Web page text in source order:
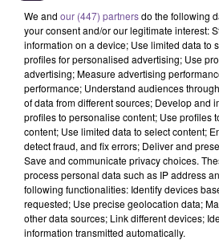
20h58
20h58
TAME IMPALA, JENNIE
Dracula (jennie Remix
- Boys Noize Disko
Version)
20h53
20h53
ULTRA NATE, HUGEL,
IMAEL ANGEL
Movin' To The
(extended Mix)
20h47
20h47 20h44
20h44
We and our (447) partnersdo the following
your consent and/or our legitimate interest:
information on a device; Use limited data to
profiles for personalised advertising; Use
advertising; Measure advertising
performance; Understand audiences
of data from different sources; Develop and
profiles to personalise content; Use profiles
content; Use limited data to select content;
detect fraud, and fix errors; Deliver and
Save and communicate privacy choices.
process personal data such as IP address
following functionalities: Identify devices
requested; Use precise geolocation data;
other data sources; Link different devices;
information transmitted automatically.